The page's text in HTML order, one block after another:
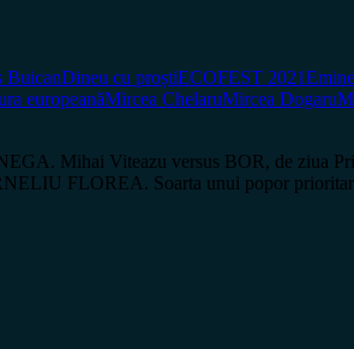
BuicanDineu cu proștiECOFEST 2021
europeanăMircea ChelaruMircea Dogaru
Mihai Viteazu versus BOR, de ziua
FLOREA. Soarta unui popor